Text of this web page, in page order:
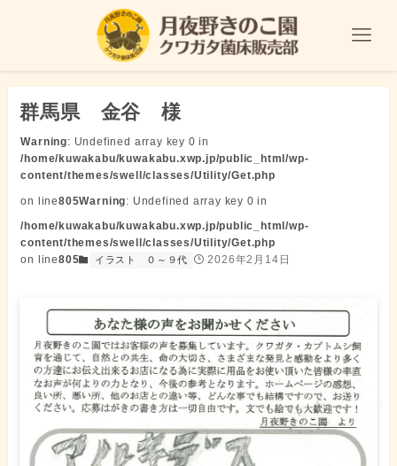
群馬県 金谷 様
Warning: Undefined array key 0 in
/home/kuwakabu/kuwakabu.xwp.jp/public_html/wp-
content/themes/swell/classes/Utility/Get.php
on line805Warning: Undefined array key 0 in
/home/kuwakabu/kuwakabu.xwp.jp/public_html/wp-
content/themes/swell/classes/Utility/Get.php
on line805 イラスト ０～９代 2026年2月14日